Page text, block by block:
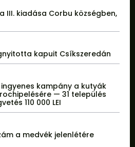
III. kiadása Corbu községben,
kapuit Csíkszeredán
kampány a kutyák
— 31 település
110 000 LEI
a medvék jelenlétére